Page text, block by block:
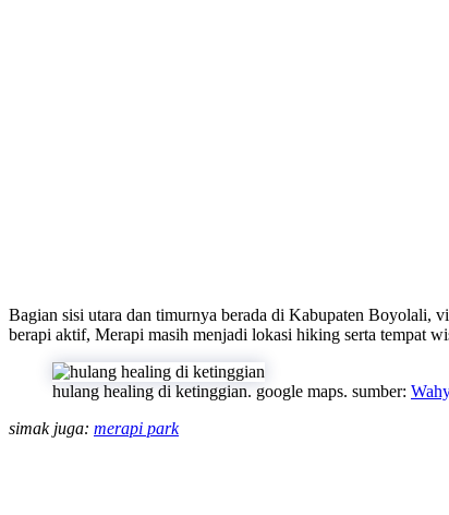
Bagian sisi utara dan timurnya berada di Kabupaten Boyolali,
berapi aktif, Merapi masih menjadi lokasi hiking serta tempat
hulang healing di ketinggian. google maps. sumber:
simak juga: merapi park